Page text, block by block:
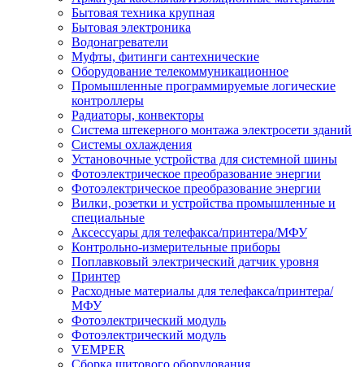
Бытовая техника крупная
Бытовая электроника
Водонагреватели
Муфты, фитинги сантехнические
Оборудование телекоммуникационное
Промышленные программируемые логические
контроллеры
Радиаторы, конвекторы
Система штекерного монтажа электросети зданий
Системы охлаждения
Установочные устройства для системной шины
Фотоэлектрическое преобразование энергии
Фотоэлектрическое преобразование энергии
Вилки, розетки и устройства промышленные и
специальные
Аксессуары для телефакса/принтера/МФУ
Контрольно-измерительные приборы
Поплавковый электрический датчик уровня
Принтер
Расходные материалы для телефакса/принтера/
МФУ
Фотоэлектрический модуль
Фотоэлектрический модуль
VEMPER
Сборка щитового оборудования